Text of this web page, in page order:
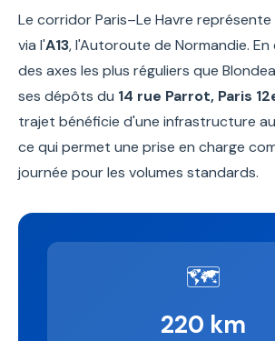
Le corridor Paris–Le Havre représente
via l'A13, l'Autoroute de Normandie.
des axes les plus réguliers que
ses dépôts du 14 rue Parrot, Paris
trajet bénéficie d'une infrastructure
ce qui permet une prise en charge
journée pour les volumes standards.
🗺️
220 km